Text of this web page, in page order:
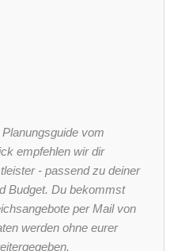
vom
empfehlen wir dir
- passend zu deiner
Budget. Du bekommst
per Mail von
werden ohne eurer